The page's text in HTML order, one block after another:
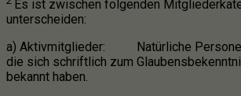
Es ist zwischen folgenden
unterscheiden:
a) Aktivmitglieder: Natürliche
die sich schriftlich zum
bekannt haben.